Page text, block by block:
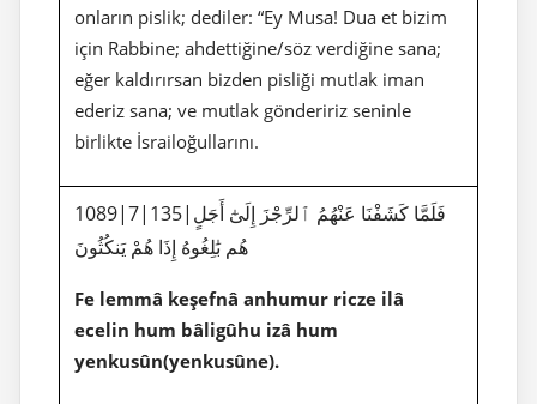
onların pislik; dediler: “Ey Musa! Dua et bizim
için Rabbine; ahdettiğine/söz verdiğine sana;
eğer kaldırırsan bizden pisliği mutlak iman
ederiz sana; ve mutlak göndeririz seninle
birlikte İsrailoğullarını.
1089|7|135|فَلَمَّا كَشَفْنَا عَنْهُمُ ٱلرِّجْزَ إِلَىٰٓ أَجَلٍ
هُم بَٰلِغُوهُ إِذَا هُمْ يَنكُثُونَ
Fe lemmâ keşefnâ anhumur ricze ilâ
ecelin hum bâligûhu izâ hum
yenkusûn(yenkusûne).